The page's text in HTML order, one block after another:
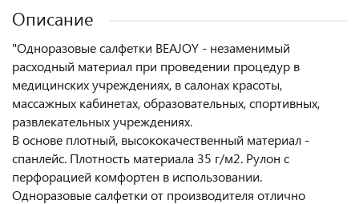
Описание
"Одноразовые салфетки BEAJOY - незаменимый
расходный материал при проведении процедур в
медицинских учреждениях, в салонах красоты,
массажных кабинетах, образовательных, спортивных,
развлекательных учреждениях.
В основе плотный, высококачественный материал -
спанлейс. Плотность материала 35 г/м2. Рулон с
перфорацией комфортен в использовании.
Одноразовые салфетки от производителя отлично